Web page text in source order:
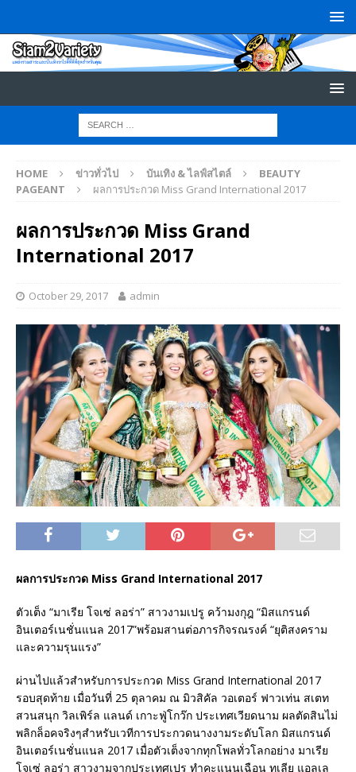
HOME ข่าวทั่วไป บันเทิง & ไลฟ์สไตล์
BEAUTY
PAGEANT
ผลการประกวด Miss Grand International 2017
ผลการประกวด Miss Grand
International 2017
October 29, 2017 admin
ผลการประกวด Miss Grand International 2017
ตัวเต็ง “มาเรีย โจเซ่ ลอร่า” สาวงามเปรู คว้ามงกุฎ “มิสแกรนด์
อินเตอร์เนชั่นแนล 2017”พร้อมสานต่อภารกิจรณรงค์ “ยุติสงคราม
และความรุนแรง”
ผ่านไปแล้วสำหรับการประกวด Miss Grand International 2017
รอบสุดท้าย เมื่อวันที่ 25 ตุลาคม ณ มิวสิคัล วอเตอร์ ฟาวเท่น สเตท
สวนสนุก วิลเพิร์ล แลนด์ เกาะฟู่โกว๊ก ประเทศเวียดนาม ผลตัดสินไม่
พลิกล็อคจริงๆสำหรับเวทีการประกวดนางงามระดับโลก มิสแกรนด์
อินเตอร์เนชั่นแนล 2017 เมื่อตัวเต็งจากทุกโพลทั่วโลกอย่าง มาเรีย
โจเซ่ ลอร่า สาวงามจากประเทศเปรู ทำคะแนนเฉือน ทูเลีย แอลเล